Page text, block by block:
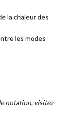
la chaleur des
les modes
notation, visitez